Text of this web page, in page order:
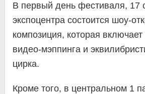
В первый день фестиваля, 17
экспоцентра состоится шоу-
композиция, которая
видео-мэппинга и
цирка.
Кроме того, в центральном 1